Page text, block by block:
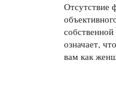
Отсутствие
собственной
означает,
вам как